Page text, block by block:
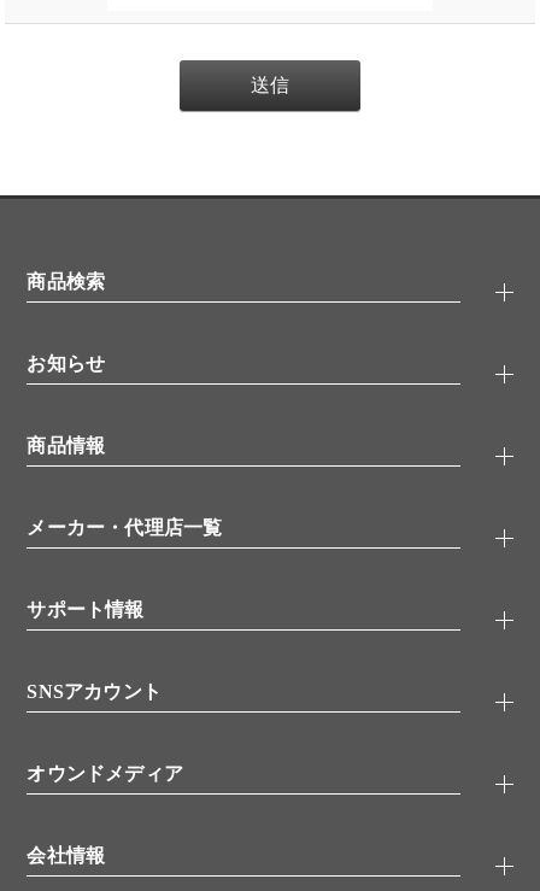
商品検索
タンパク質検索
ELISA/ELISpot検索
品番検索
お知らせ
無料サンプル
ウェビナー （オンラインセミナー）
学会・展示スケジュール
商品情報
抗体
シグナル伝達
糖類／レクチン
分子生物
バイオメディカル(環境・食品)
機器・消耗品
メーカー・代理店一覧
代理店
サポート情報
アプリケーションノート
書類ダウンロード
SNSアカウント
YouTube
オウンドメディア
会社情報